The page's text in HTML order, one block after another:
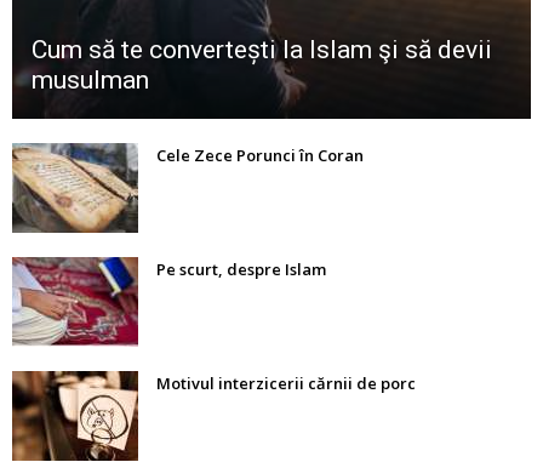
Cum să te convertești la Islam şi să devii
musulman
Cele Zece Porunci în Coran
Pe scurt, despre Islam
Motivul interzicerii cărnii de porc